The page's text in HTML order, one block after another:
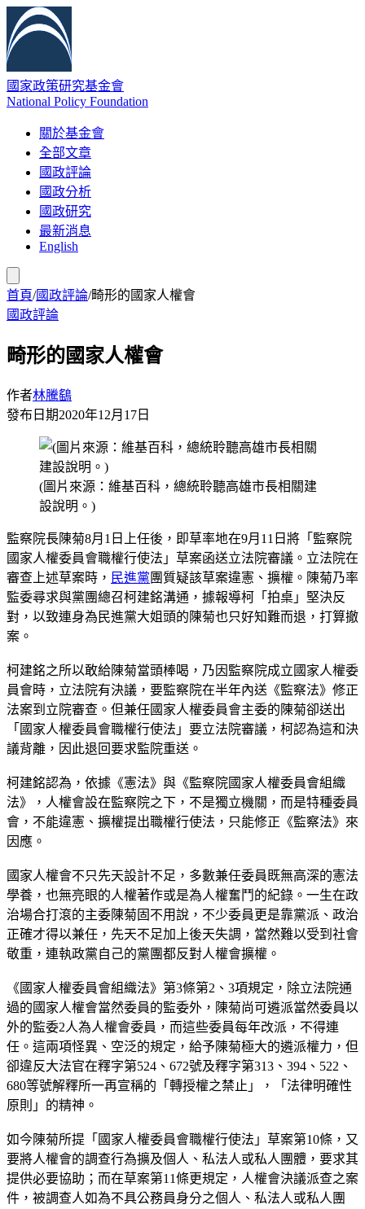
國家政策研究基金會
National Policy Foundation
關於基金會
全部文章
國政評論
國政分析
國政研究
最新消息
English
首頁/國政評論/畸形的國家人權會
國政評論
畸形的國家人權會
作者林騰鷂
發布日期2020年12月17日
(圖片來源：維基百科，總統聆聽高雄市長相關建
設說明。)
監察院長陳菊8月1日上任後，即草率地在9月11日將「監察院
國家人權委員會職權行使法」草案函送立法院審議。立法院在
審查上述草案時， 民進黨 團質疑該草案違憲、擴權。陳菊乃率
監委尋求與黨團總召柯建銘溝通，據報導柯「拍桌」堅決反
對，以致連身為民進黨大姐頭的陳菊也只好知難而退，打算撤
案。
柯建銘之所以敢給陳菊當頭棒喝，乃因監察院成立國家人權委
員會時，立法院有決議，要監察院在半年內送《監察法》修正
法案到立院審查。但兼任國家人權委員會主委的陳菊卻送出
「國家人權委員會職權行使法」要立法院審議，柯認為這和決
議背離，因此退回要求監院重送。
柯建銘認為，依據《憲法》與《監察院國家人權委員會組織
法》，人權會設在監察院之下，不是獨立機關，而是特種委員
會，不能違憲、擴權提出職權行使法，只能修正《監察法》來
因應。
國家人權會不只先天設計不足，多數兼任委員既無高深的憲法
學養，也無亮眼的人權著作或是為人權奮鬥的紀錄。一生在政
治場合打滾的主委陳菊固不用說，不少委員更是靠黨派、政治
正確才得以兼任，先天不足加上後天失調，當然難以受到社會
敬重，連執政黨自己的黨團都反對人權會擴權。
《國家人權委員會組織法》第3條第2、3項規定，除立法院通
過的國家人權會當然委員的監委外，陳菊尚可遴派當然委員以
外的監委2人為人權會委員，而這些委員每年改派，不得連
任。這兩項怪異、空泛的規定，給予陳菊極大的遴派權力，但
卻違反大法官在釋字第524、672號及釋字第313、394、522、
680等號解釋所一再宣稱的「轉授權之禁止」，「法律明確性
原則」的精神。
如今陳菊所提「國家人權委員會職權行使法」草案第10條，又
要將人權會的調查行為擴及個人、私法人或私人團體，要求其
提供必要協助；而在草案第11條更規定，人權會決議派查之案
件，被調查人如為不具公務員身分之個人、私法人或私人團